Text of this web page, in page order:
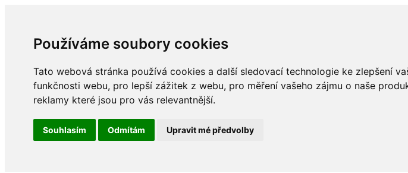
Používáme soubory cookies
Tato webová stránka používá cookies a další sledovací technologie ke zlepšení
funkčnosti webu, pro lepší zážitek z webu, pro měření vašeho zájmu o naše
reklamy které jsou pro vás relevantnější.
Souhlasím Odmítám Upravit mé předvolby